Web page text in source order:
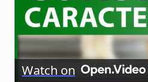
Watch on